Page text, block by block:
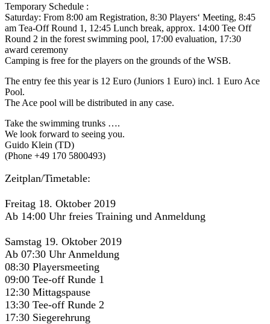
Temporary Schedule :
Saturday: From 8:00 am Registration, 8:30 Players‘ Meeting, 8:45
am Tea-Off Round 1, 12:45 Lunch break, approx. 14:00 Tee Off
Round 2 in the forest swimming pool, 17:00 evaluation, 17:30
award ceremony
Camping is free for the players on the grounds of the WSB.
The entry fee this year is 12 Euro (Juniors 1 Euro) incl. 1 Euro Ace
Pool.
The Ace pool will be distributed in any case.
Take the swimming trunks ….
We look forward to seeing you.
Guido Klein (TD)
(Phone +49 170 5800493)
Zeitplan/Timetable:
Freitag 18. Oktober 2019
Ab 14:00 Uhr freies Training und Anmeldung
Samstag 19. Oktober 2019
Ab 07:30 Uhr Anmeldung
08:30 Playersmeeting
09:00 Tee-off Runde 1
12:30 Mittagspause
13:30 Tee-off Runde 2
17:30 Siegerehrung